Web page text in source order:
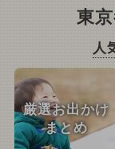
東
人
厳選お出かけ
まとめ